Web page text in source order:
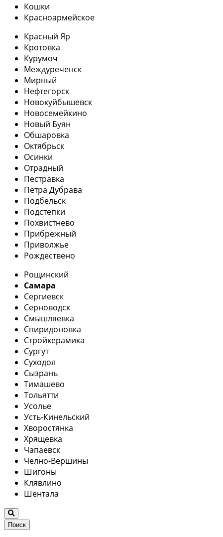
Кошки
Красноармейское
Красный Яр
Кротовка
Курумоч
Междуреченск
Мирный
Нефтегорск
Новокуйбышевск
Новосемейкино
Новый Буян
Обшаровка
Октябрьск
Осинки
Отрадный
Пестравка
Петра Дубрава
Подбельск
Подстепки
Похвистнево
Прибрежный
Приволжье
Рождествено
Рощинский
Самара
Сергиевск
Серноводск
Смышляевка
Спиридоновка
Стройкерамика
Сургут
Суходол
Сызрань
Тимашево
Тольятти
Усолье
Усть-Кинельский
Хворостянка
Хрящевка
Чапаевск
Челно-Вершины
Шигоны
Клявлино
Шентала
Поиск